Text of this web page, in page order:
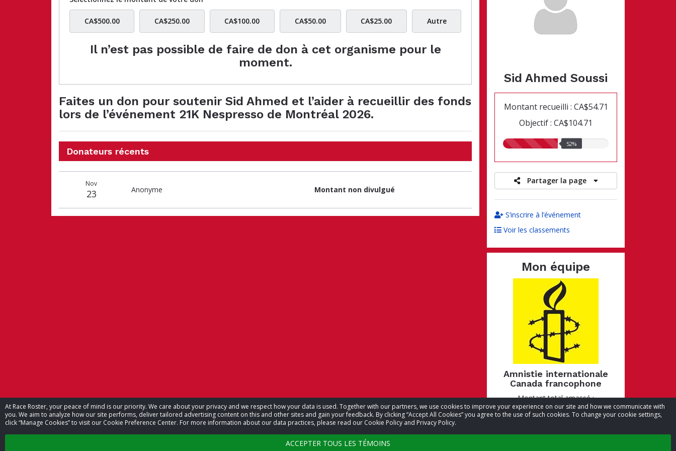
At Race Roster, your peace of mind is our priority. We care about your privacy and we respect how your data is used. Together with our partners, we use cookies to improve your experience on our site and how we communicate with
you. We aim to analyze how our site performs, deliver tailored advertising content on this and other sites and gain your feedback. By clicking “Accept All Cookies” you agree to the use of such cookies. To change your cookie settings,
click “Manage Cookies” to visit our Cookie Preference Center. For more information about our data practices, please read our Cookie Policy and Privacy Policy.
ACCEPTER TOUS LES TÉMOINS
Sid Ahmed Soussi
Montant recueilli : CA$54.71
Objectif : CA$104.71
52.00%
52%
Partager la page
S’inscrire à l’événement
Voir les classements
Mon équipe
Amnistie internationale
Canada francophone
Montant total amassé :
CA$27,226.89
Objectif :CA$35,000.00
Visiter la page de l’équipe
CA$500.00 CA$250.00 CA$100.00 CA$50.00 CA$25.00 Autre
Il n’est pas possible de faire de don à cet organisme pour le
moment.
Faites un don pour soutenir Sid Ahmed et l’aider à recueillir des fonds
lors de l’événement 21K Nespresso de Montréal 2026.
Donateurs récents
donateur
Nov
23 Anonyme Montant non divulgué